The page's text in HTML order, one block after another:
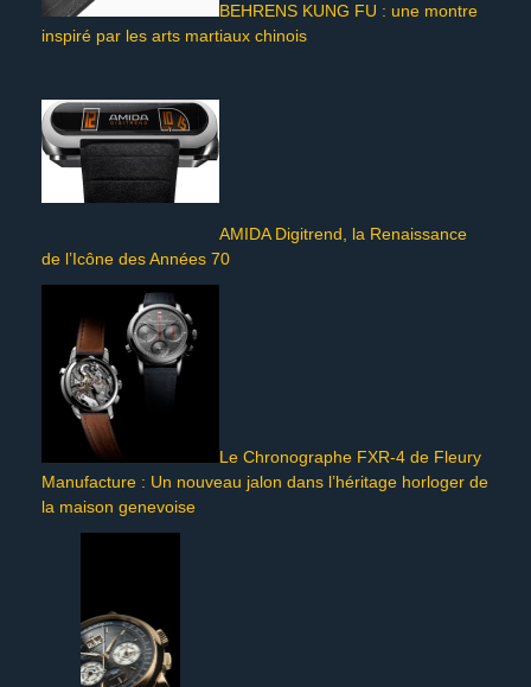
BEHRENS KUNG FU : une montre
inspiré par les arts martiaux chinois
AMIDA Digitrend, la Renaissance
de l’Icône des Années 70
Le Chronographe FXR-4 de Fleury
Manufacture : Un nouveau jalon dans l’héritage horloger de
la maison genevoise